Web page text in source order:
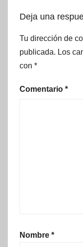
Deja una
Tu dirección de
publicada. Los
con *
Comentario *
Nombre *